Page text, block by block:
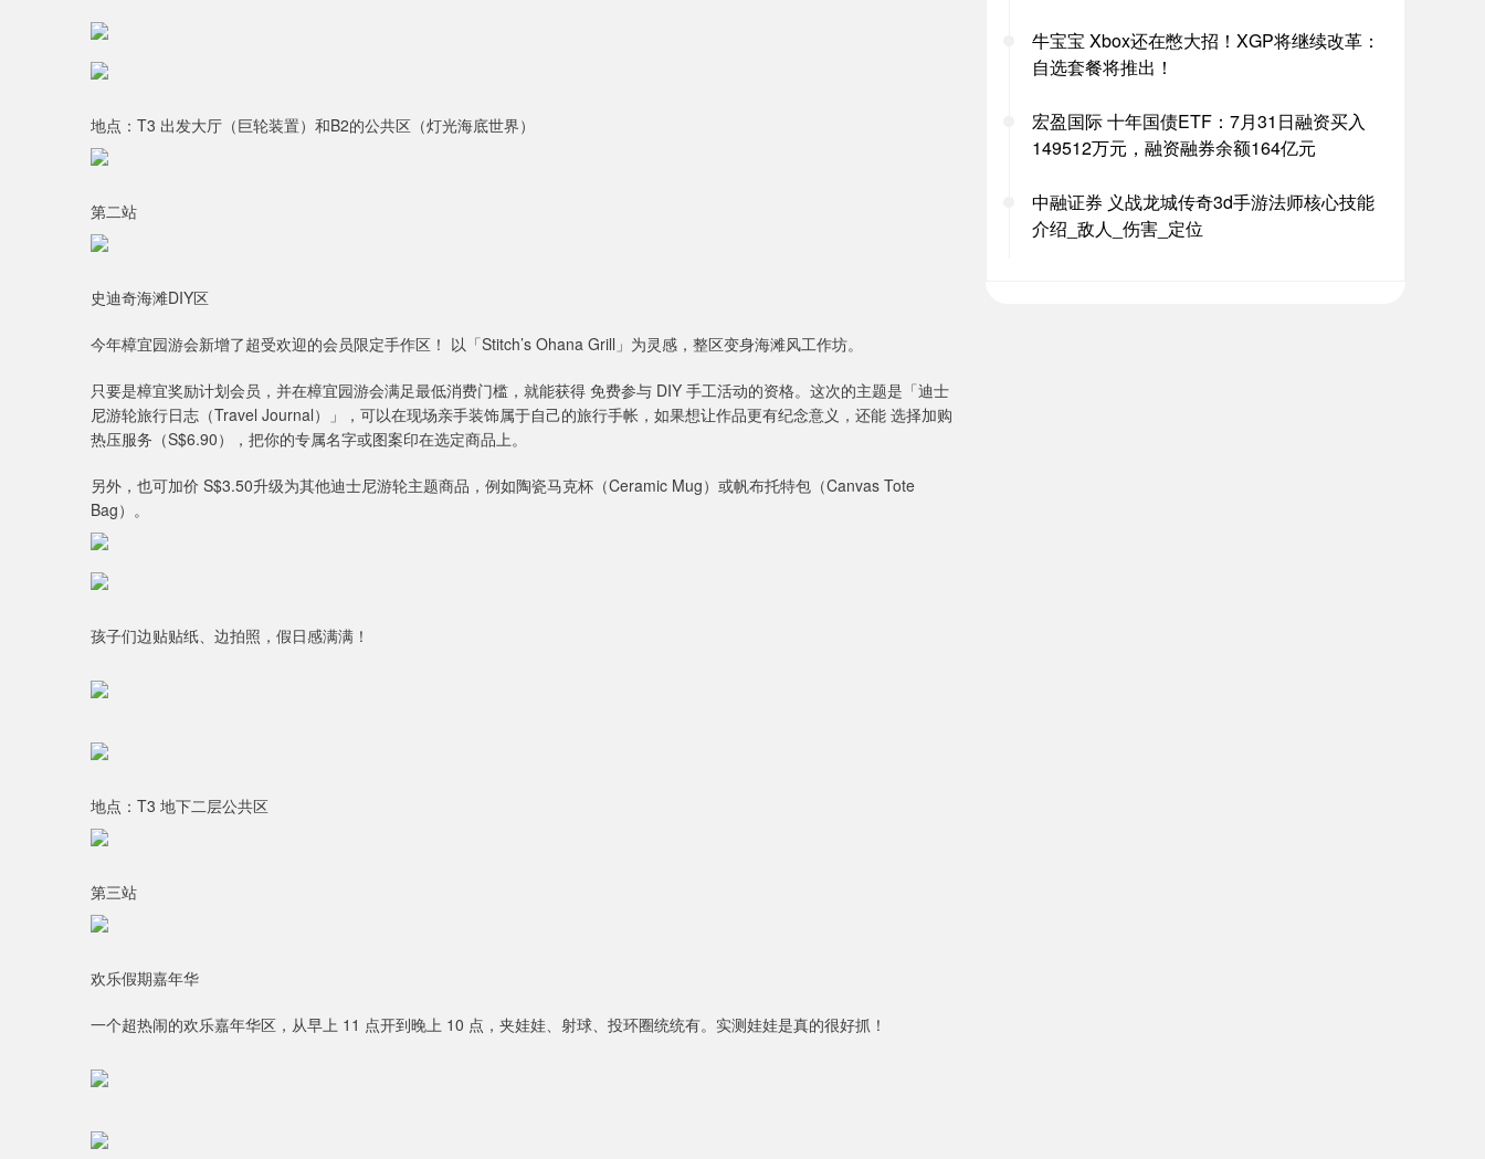
地点：T3 出发大厅（巨轮装置）和B2的公共区（灯光海底世界）
第二站
史迪奇海滩DIY区
今年樟宜园游会新增了超受欢迎的会员限定手作区！ 以「Stitch’s Ohana Grill」为灵感，整区变身海滩风工作坊。
只要是樟宜奖励计划会员，并在樟宜园游会满足最低消费门槛，就能获得 免费参与 DIY 手工活动的资格。这次的主题是「迪士
尼游轮旅行日志（Travel Journal）」，可以在现场亲手装饰属于自己的旅行手帐，如果想让作品更有纪念意义，还能 选择加购
热压服务（S$6.90），把你的专属名字或图案印在选定商品上。
另外，也可加价 S$3.50升级为其他迪士尼游轮主题商品，例如陶瓷马克杯（Ceramic Mug）或帆布托特包（Canvas Tote
Bag）。
孩子们边贴贴纸、边拍照，假日感满满！
地点：T3 地下二层公共区
第三站
欢乐假期嘉年华
一个超热闹的欢乐嘉年华区，从早上 11 点开到晚上 10 点，夹娃娃、射球、投环圈统统有。实测娃娃是真的很好抓！
牛宝宝 Xbox还在憋大招！XGP将继续改革：
自选套餐将推出！
宏盈国际 十年国债ETF：7月31日融资买入
149512万元，融资融券余额164亿元
中融证券 义战龙城传奇3d手游法师核心技能
介绍_敌人_伤害_定位